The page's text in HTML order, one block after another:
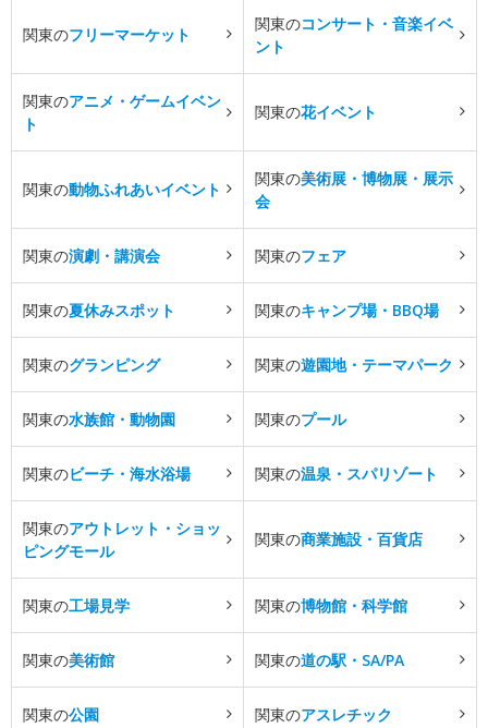
関東のフリーマーケット
関東のコンサート・音楽イベ
ント
関東のアニメ・ゲームイベン
ト
関東の花イベント
関東の動物ふれあいイベント
関東の美術展・博物展・展示
会
関東の演劇・講演会 関東のフェア
関東の夏休みスポット 関東のキャンプ場・BBQ場
関東のグランピング 関東の遊園地・テーマパーク
関東の水族館・動物園 関東のプール
関東のビーチ・海水浴場 関東の温泉・スパリゾート
関東のアウトレット・ショッ
ピングモール
関東の商業施設・百貨店
関東の工場見学 関東の博物館・科学館
関東の美術館 関東の道の駅・SA/PA
関東の公園 関東のアスレチック